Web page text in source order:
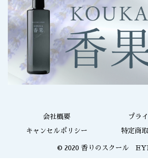
会社概要 プラ
キャンセルポリシー 特定商
© 2020 香りのスクール